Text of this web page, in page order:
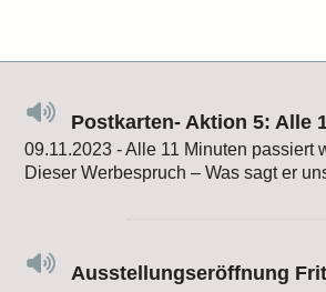
Postkarten- Aktion 5: Alle
09.11.2023 - Alle 11 Minuten passiert
Dieser Werbespruch – Was sagt er
Ausstellungseröffnung